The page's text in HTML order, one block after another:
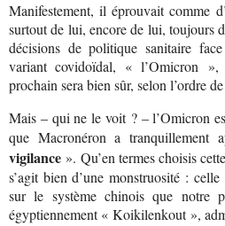
Manifestement, il éprouvait comme
surtout de lui, encore de lui, toujours
décisions de politique sanitaire
variant covidoïdal, « l’Omicron
prochain sera bien sûr, selon l’ordre
Mais – qui ne le voit ? – l’Omicron
que Macronéron a tranquillement
vigilance ». Qu’en termes choisis
s’agit bien d’une monstruosité :
sur le système chinois que notre
égyptiennement « Koikilenkout »,